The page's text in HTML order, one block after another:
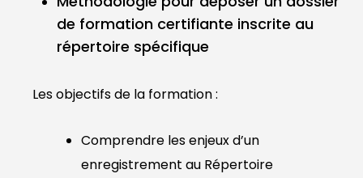
de formation certifiante inscrite au
répertoire spécifique
Les objectifs de la formation :
Comprendre les enjeux d’un
enregistrement au Répertoire